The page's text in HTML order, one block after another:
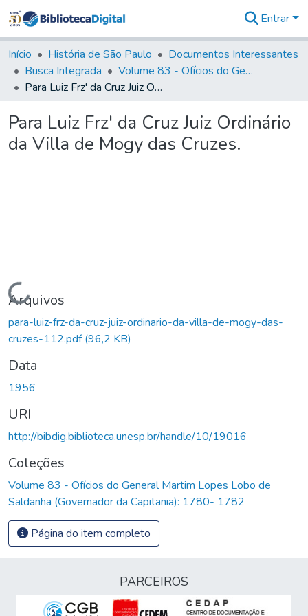
&
Coleções
Tudo na
Biblioteca
Estatísticas
Entrar
Início História de São Paulo
Documentos Interessantes
Busca Integrada
Volume 83 - Ofícios do General Martim Lopes Lobo de Saldanha (Governador da Capitania): 1780- 1782
Para Luiz Frz' da Cruz Juiz Ordinário da Villa de Mogy das Cruzes.
Para Luiz Frz' da Cruz Juiz Ordinário
da Villa de Mogy das Cruzes.
Carregando...
Arquivos
para-luiz-frz-da-cruz-juiz-ordinario-da-villa-de-mogy-das-
cruzes-112.pdf(96,2 KB)
Data
1956
URI
http://bibdig.biblioteca.unesp.br/handle/10/19016
Coleções
Volume 83 - Ofícios do General Martim Lopes Lobo de
Saldanha (Governador da Capitania): 1780- 1782
Página do item completo
PARCEIROS